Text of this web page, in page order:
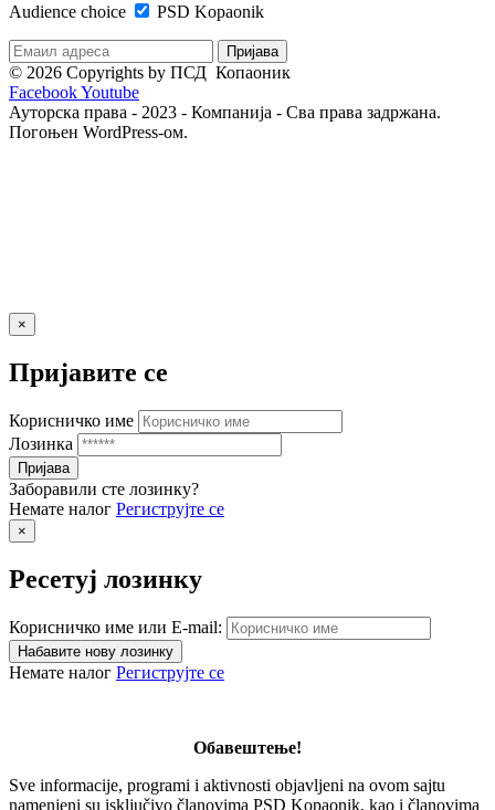
Audience choice PSD Kopaonik
© 2026 Copyrights by ПСД Копаоник
FacebookYoutube
Ауторска права - 2023 - Компанија - Сва права задржана.
Погоњен WordPress-ом.
×
Пријавите се
Корисничко име
Лозинка
Заборавили сте лозинку?
Немате налог Региструјте се
×
Ресетуј лозинку
Корисничко име или E-mail:
Немате налог Региструјте се
Обавештење!
Sve informacije, programi i aktivnosti objavljeni na ovom sajtu
namenjeni su isključivo članovima PSD Kopaonik, kao i članovima